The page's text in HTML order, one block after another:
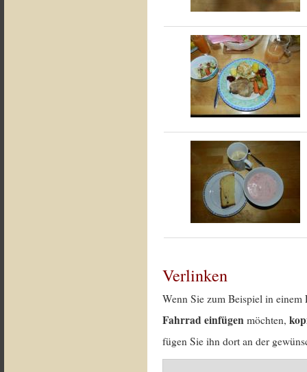
Verlinken
Wenn Sie zum Beispiel in
Fahrrad einfügen möchten,
fügen Sie ihn dort an der